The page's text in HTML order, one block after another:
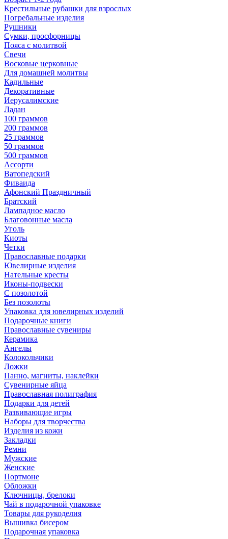
Крестильные рубашки для взрослых
Погребальные изделия
Рушники
Сумки, просфорницы
Пояса с молитвой
Свечи
Восковые церковные
Для домашней молитвы
Кадильные
Декоративные
Иерусалимские
Ладан
100 граммов
200 граммов
25 граммов
50 граммов
500 граммов
Ассорти
Ватопедский
Фиваида
Афонский Праздничный
Братский
Лампадное масло
Благовонные масла
Уголь
Киоты
Четки
Православные подарки
Ювелирные изделия
Нательные кресты
Иконы-подвески
С позолотой
Без позолоты
Упаковка для ювелирных изделий
Подарочные книги
Православные сувениры
Керамика
Ангелы
Колокольчики
Ложки
Панно, магниты, наклейки
Сувенирные яйца
Православная полиграфия
Подарки для детей
Развивающие игры
Наборы для творчества
Изделия из кожи
Закладки
Ремни
Мужские
Женские
Портмоне
Обложки
Ключницы, брелоки
Чай в подарочной упаковке
Товары для рукоделия
Вышивка бисером
Подарочная упаковка